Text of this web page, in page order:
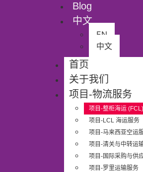
Blog
中文
EN
中文
首页
关于我们
项目-物流服务​
项目-整柜海运 (FCL)
项目-LCL 海运服务​
项目-马来西亚空运
项目-清关与中转运
项目-国际采购与供
项目-罗里运输服务​